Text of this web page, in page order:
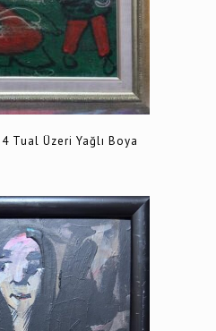
Tual Üzeri Yağlı Boya